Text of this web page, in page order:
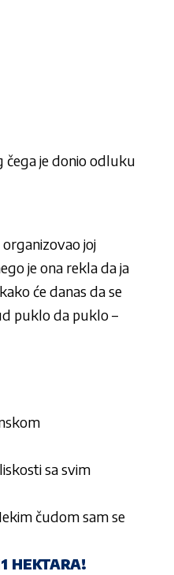
čega je donio odluku
joj
je ona rekla da ja
će danas da se
puklo da puklo –
sa svim
čudom sam se
HEKTARA!